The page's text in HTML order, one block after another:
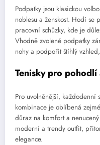
Podpatky jsou klasickou
noblesu a ženskost. Hodí
pracovní schůzky, kde je
Vhodně zvolené podpatky
nohy a podpořit štíhlý
Tenisky pro pohodlí
Pro uvolněnější, každodenní
kombinace je oblíbená
důraz na komfort a
moderní a trendy outfit,
elegance.